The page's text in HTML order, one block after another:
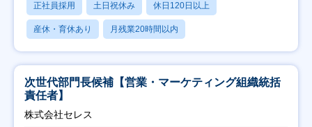
正社員採用 土日祝休み 休日120日以上
産休・育休あり 月残業20時間以内
次世代部門長候補【営業・マーケティング組織統括
責任者】
株式会社セレス